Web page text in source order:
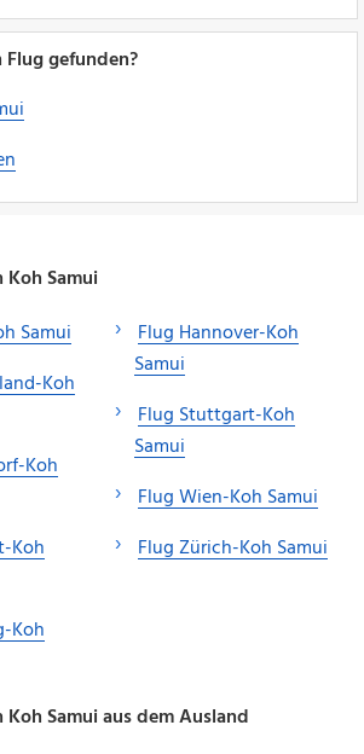
Flug gefunden?
Samui
Samui
Koh
Koh
Koh
Koh
Flug Hannover-Koh
Samui
Flug Stuttgart-Koh
Samui
Flug Wien-Koh Samui
Flug Zürich-Koh Samui
Samui aus dem Ausland